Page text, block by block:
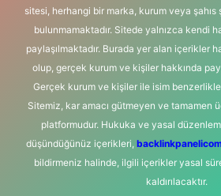
sitesi, herhangi bir marka, kurum veya şahıs
bulunmamaktadır. Sitede yalnızca kendi
paylaşılmaktadır. Burada yer alan içerikler
olup, gerçek kurum ve kişiler hakkında
Gerçek kurum ve kişiler ile isim
Sitemiz, kar amacı gütmeyen ve tamamen
platformudur. Hukuka ve yasal
düşündüğünüz içerikleri,
bildirmeniz halinde, ilgili içerikler yasal
kaldırılacaktır.